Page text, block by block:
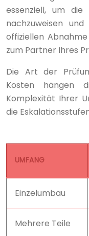
essenziell, um die
nachzuweisen
offiziellen
zum Partner Ihres
Die Art der
Kosten hängen
Komplexität Ihrer
die
UMFANG
Einzelumbau
Mehrere Teile